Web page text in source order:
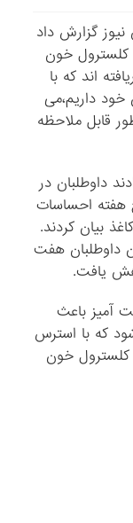
گزارش داد
خون
اند که با
داریم،می
قابل ملاحظه
داوطلبان در
احساسات
بیان کردند.
داوطلبان هفت
یافت.
آمیز باعث
که با استرس
کلسترول خون